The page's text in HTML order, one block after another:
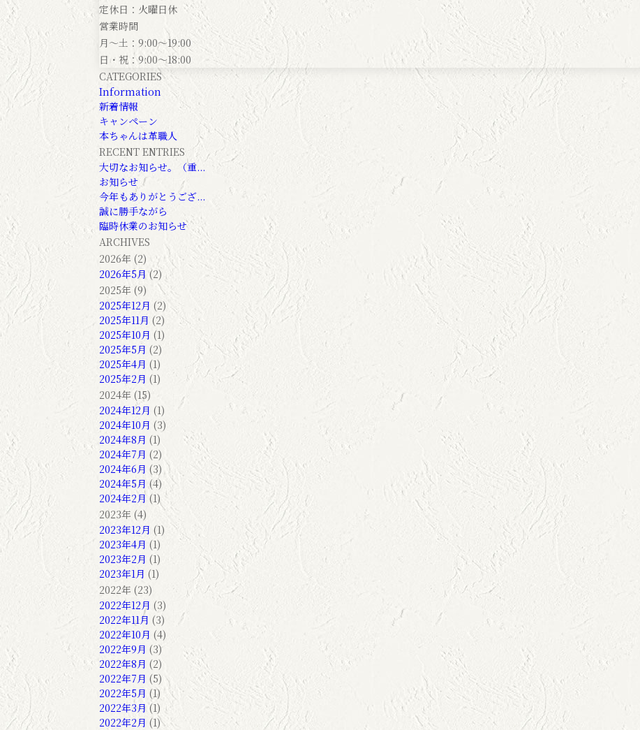
定休日：火曜日休
営業時間
月～土：9:00～19:00
日・祝：9:00～18:00
CATEGORIES
Information
新着情報
キャンペーン
本ちゃんは革職人
RECENT ENTRIES
大切なお知らせ。（重...
お知らせ
今年もありがとうござ...
誠に勝手ながら
臨時休業のお知らせ
ARCHIVES
2026年 (2)
2026年5月 (2)
2025年 (9)
2025年12月 (2)
2025年11月 (2)
2025年10月 (1)
2025年5月 (2)
2025年4月 (1)
2025年2月 (1)
2024年 (15)
2024年12月 (1)
2024年10月 (3)
2024年8月 (1)
2024年7月 (2)
2024年6月 (3)
2024年5月 (4)
2024年2月 (1)
2023年 (4)
2023年12月 (1)
2023年4月 (1)
2023年2月 (1)
2023年1月 (1)
2022年 (23)
2022年12月 (3)
2022年11月 (3)
2022年10月 (4)
2022年9月 (3)
2022年8月 (2)
2022年7月 (5)
2022年5月 (1)
2022年3月 (1)
2022年2月 (1)